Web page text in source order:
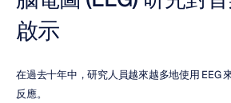
啟示
在過去十年中，研究人員越來越多地使用 EEG
反應。